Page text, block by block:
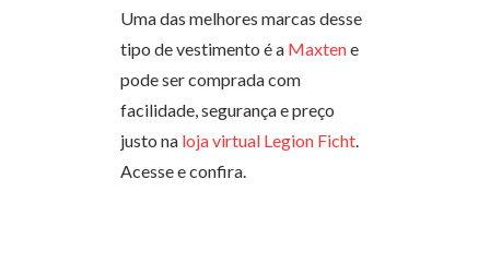
Uma das melhores marcas desse
tipo de vestimento é a Maxtene
pode ser comprada com
facilidade, segurança e preço
justo na loja virtual Legion Ficht.
Acesse e confira.